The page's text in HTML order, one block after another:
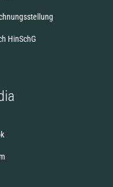
HinSchG